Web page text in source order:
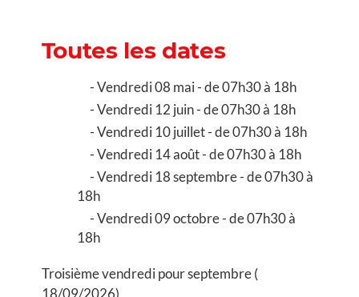
Toutes les dates
Vendredi 08 mai - de 07h30 à 18h
Vendredi 12 juin - de 07h30 à 18h
Vendredi 10 juillet - de 07h30 à 18h
Vendredi 14 août - de 07h30 à 18h
Vendredi 18 septembre - de 07h30 à
18h
Vendredi 09 octobre - de 07h30 à
18h
Troisième vendredi pour septembre (
18/09/2026)